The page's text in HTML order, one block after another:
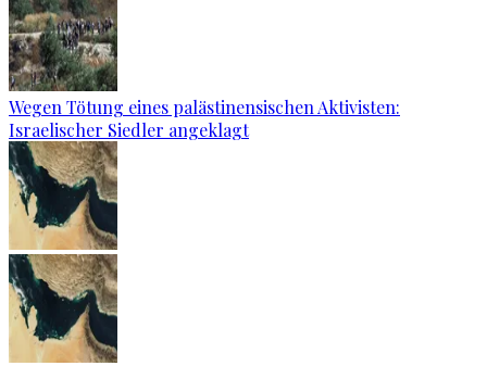
Wegen Tötung eines palästinensischen Aktivisten:
Israelischer Siedler angeklagt